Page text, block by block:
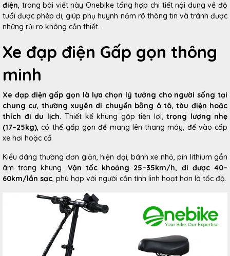
điện, trong bài viết này Onebike tổng hợp chi tiết nội dung về độ
tuổi được phép đi, giúp phụ huynh năm rõ thông tin và tránh được
những rủi ro không cần thiết.
Xe đạp điện Gấp gọn thông
minh
Xe đạp điện gấp gọn là lựa chọn lý tưởng cho người sống tại
chung cư, thường xuyên di chuyển bằng ô tô, tàu điện hoặc
thích đi du lịch. Thiết kế khung gập tiện lợi, trọng lượng nhẹ
(17–25kg), có thể gấp gọn để mang lên thang máy, để vào cốp
xe hơi hoặc cấ
Kiểu dáng thường đơn giản, hiện đại, bánh xe nhỏ, pin lithium gắn
âm trong khung. Vận tốc khoảng 25–35km/h, đi được 40–
60km/lần sạc, phù hợp với người cần tính linh hoạt hơn là tốc độ.